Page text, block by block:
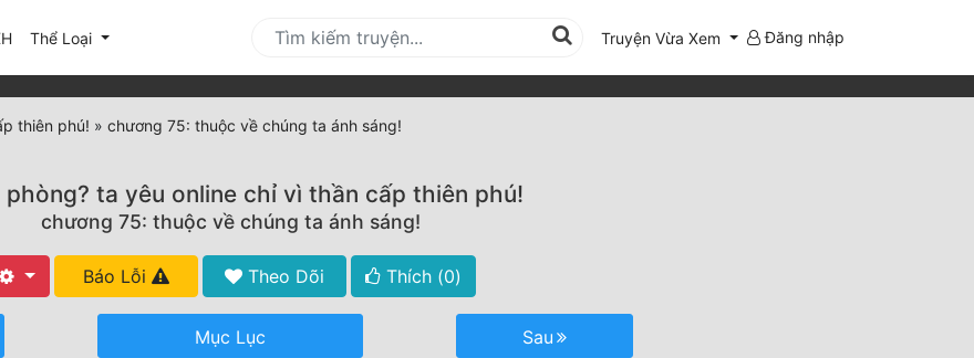
Thể Loại Truyện Vừa Xem Đăng nhập
thiên phú! » chương 75: thuộc về chúng ta ánh sáng!
phòng? ta yêu online chỉ vì thần cấp thiên phú!
chương 75: thuộc về chúng ta ánh sáng!
Báo Lỗi Theo Dõi Thích (0)
Mục Lục Sau